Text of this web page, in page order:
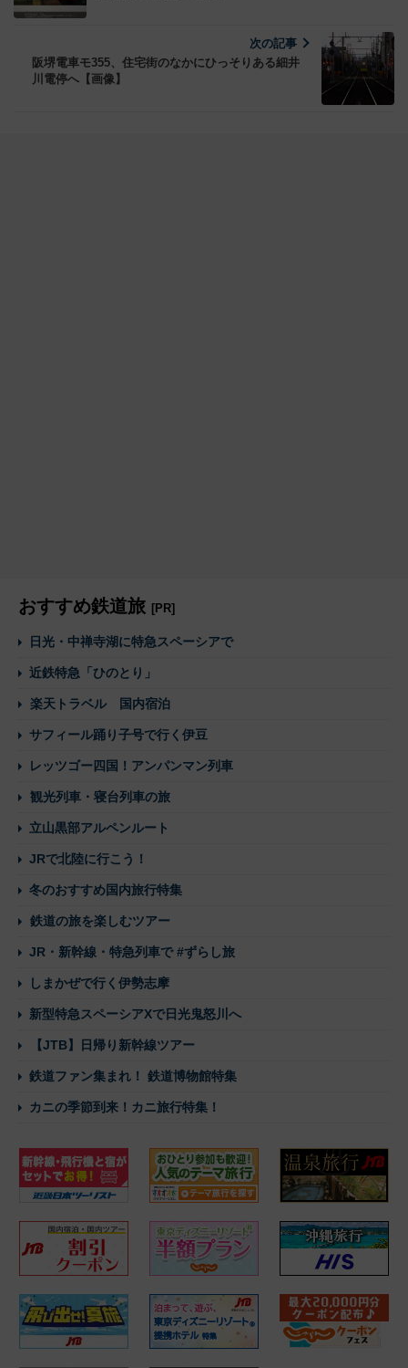
次の記事
阪堺電車モ355、住宅街のなかにひっそりある細井
川電停へ【画像】
おすすめ鉄道旅 [PR]
日光・中禅寺湖に特急スペーシアで
近鉄特急「ひのとり」
楽天トラベル 国内宿泊
サフィール踊り子号で行く伊豆
レッツゴー四国！アンパンマン列車
観光列車・寝台列車の旅
立山黒部アルペンルート
JRで北陸に行こう！
冬のおすすめ国内旅行特集
鉄道の旅を楽しむツアー
JR・新幹線・特急列車で #ずらし旅
しまかぜで行く伊勢志摩
新型特急スペーシアXで日光鬼怒川へ
【JTB】日帰り新幹線ツアー
鉄道ファン集まれ！ 鉄道博物館特集
カニの季節到来！カニ旅行特集！